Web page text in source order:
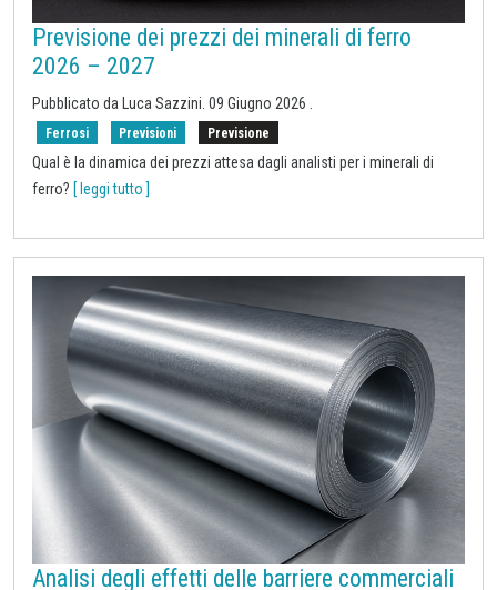
Previsione dei prezzi dei minerali di ferro
2026 – 2027
Pubblicato da Luca Sazzini. 09 Giugno 2026 .
Ferrosi Previsioni Previsione
Qual è la dinamica dei prezzi attesa dagli analisti per i minerali di
ferro? [ leggi tutto ]
Analisi degli effetti delle barriere commerciali